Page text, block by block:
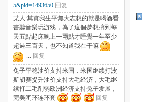
5&pid=1493650 回复
某人:其實我生平無大志想的就是喝酒看
書聽音樂玩游戏，為了這個夢想搞到每
天五點起床晚上一兩點才睡覺一年至少
超過三百天，也不知道我在干嘛
... 回复
兔子平稳油价支持米国，米国继续打波
斯胡赛提升油价支持大毛经济，大毛继
续打二毛削弱欧洲经济支持兔子发展，
完美闭环连环套
回复